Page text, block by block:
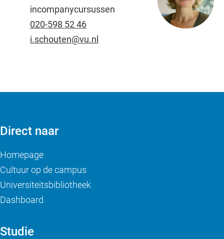
incompanycursussen
020-598 52 46
i.schouten@vu.nl
Direct naar
Homepage
Cultuur op de campus
Universiteitsbibliotheek
Dashboard
Studie